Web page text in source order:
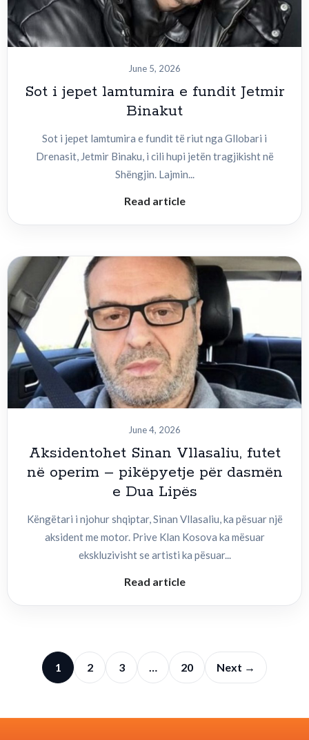
June 5, 2026
Sot i jepet lamtumira e fundit Jetmir
Binakut
Sot i jepet lamtumira e fundit të riut nga Gllobari i
Drenasit, Jetmir Binaku, i cili hupi jetën tragjikisht në
Shëngjin. Lajmin...
Read article
June 4, 2026
Aksidentohet Sinan Vllasaliu, futet
në operim – pikëpyetje për dasmën
e Dua Lipës
Këngëtari i njohur shqiptar, Sinan Vllasaliu, ka pësuar një
aksident me motor. Prive Klan Kosova ka mësuar
ekskluzivisht se artisti ka pësuar...
Read article
1 2 3 … 20 Next →